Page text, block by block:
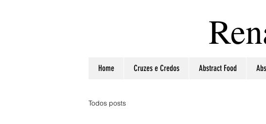
Home Cruzes e Credos Abstract Food
Todos posts